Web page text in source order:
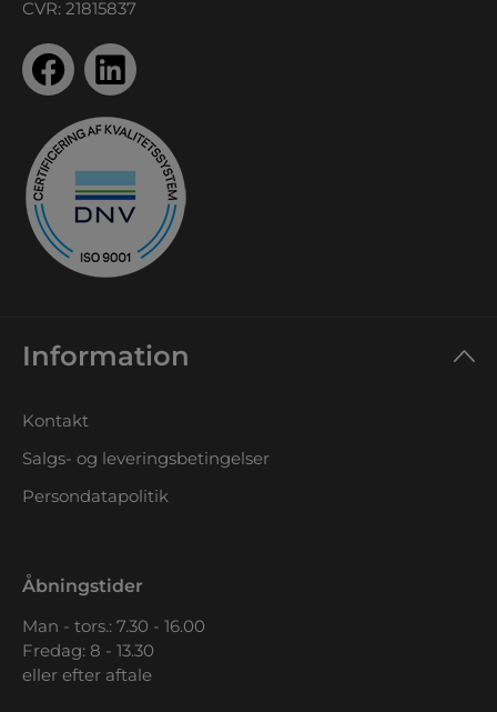
CVR: 21815837
Information
Kontakt
Salgs- og leveringsbetingelser
Persondatapolitik
Åbningstider
Man - tors.: 7.30 - 16.00
Fredag: 8 - 13.30
eller efter aftale